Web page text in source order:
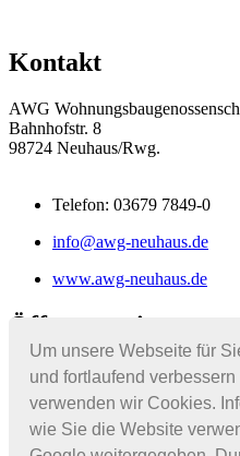
Um unsere Webseite für
und fortlaufend verbessern
verwenden wir Cookies.
wie Sie die Website
Kontakt
AWG
Bahnhofstr. 8
98724 Neuhaus/Rwg.
Telefon: 03679 7849-0
info@awg-neuhaus.de
www.awg-neuhaus.de
Öffnungszeiten
Montag - Donnerstag: 08:00 -
13:00 - 17:30 Uhr